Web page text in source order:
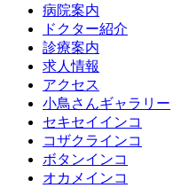
病院案内
ドクター紹介
診療案内
求人情報
アクセス
小鳥さんギャラリー
セキセイインコ
コザクラインコ
ボタンインコ
オカメインコ